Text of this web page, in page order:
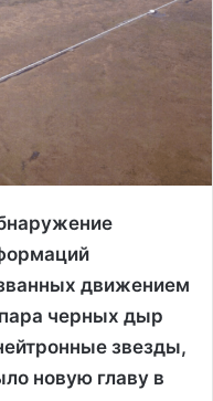
движением
пара черных дыр
звезды,
новую главу в